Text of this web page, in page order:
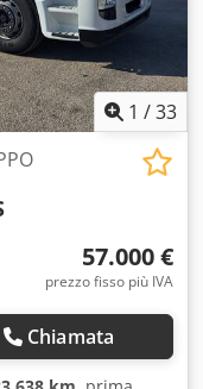
1 /33
57.000 €
prezzo fisso più IVA
Chiamata